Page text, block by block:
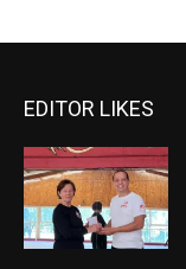
EDITOR LIKES